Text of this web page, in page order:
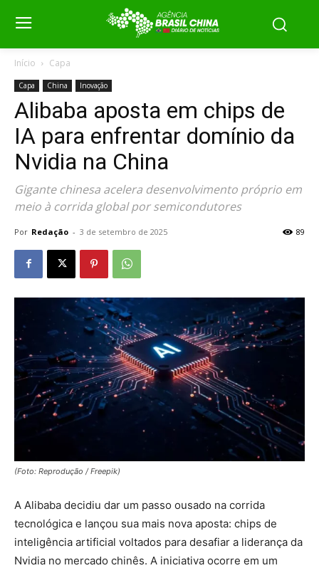
Início Capa
Capa China Inovação
Alibaba aposta em chips de
IA para enfrentar domínio da
Nvidia na China
Gigante chinesa acelera desenvolvimento próprio em
meio à corrida global por semicondutores
Por Redação - 3 de setembro de 2025 89
(Foto: Reprodução / Freepik)
A Alibaba decidiu dar um passo ousado na corrida
tecnológica e lançou sua mais nova aposta: chips de
inteligência artificial voltados para desafiar a liderança da
Nvidia no mercado chinês. A iniciativa ocorre em um